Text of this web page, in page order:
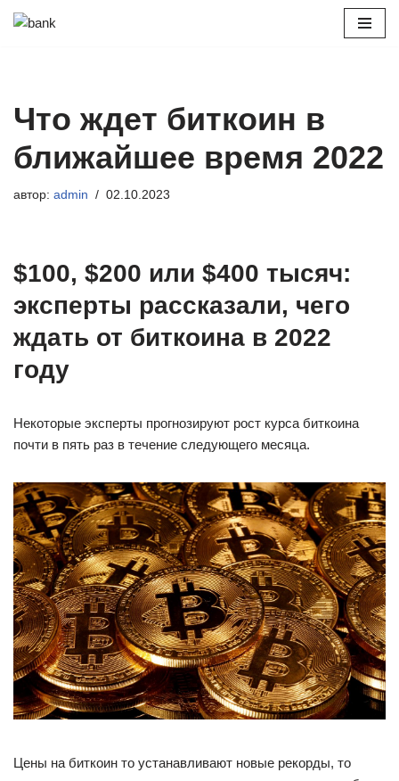
Что ждет биткоин в
ближайшее время 2022
автор: admin 02.10.2023
$100, $200 или $400 тысяч:
эксперты рассказали, чего
ждать от биткоина в 2022
году
Некоторые эксперты прогнозируют рост курса биткоина
почти в пять раз в течение следующего месяца.
Цены на биткоин то устанавливают новые рекорды, то